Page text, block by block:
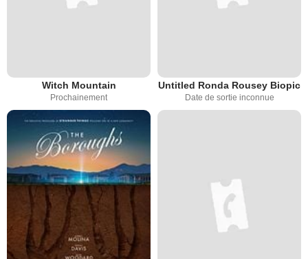
Witch Mountain
Prochainement
Untitled Ronda Rousey Biopic
Date de sortie inconnue